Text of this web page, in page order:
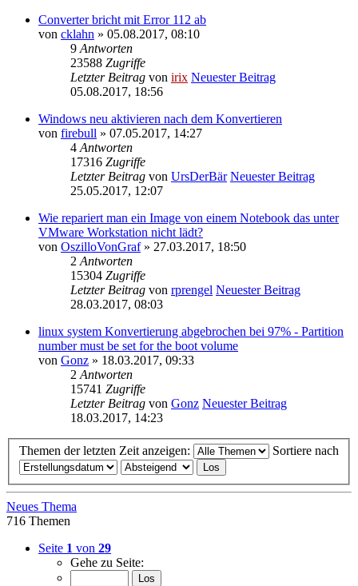
Converter bricht mit Error 112 ab
von cklahn » 05.08.2017, 08:10
9 Antworten
23588 Zugriffe
Letzter Beitrag von irix Neuester Beitrag
05.08.2017, 18:56
Windows neu aktivieren nach dem Konvertieren
von firebull » 07.05.2017, 14:27
4 Antworten
17316 Zugriffe
Letzter Beitrag von UrsDerBär Neuester Beitrag
25.05.2017, 12:07
Wie repariert man ein Image von einem Notebook das unter
VMware Workstation nicht lädt?
von OszilloVonGraf» 27.03.2017, 18:50
2 Antworten
15304 Zugriffe
Letzter Beitrag von rprengel Neuester Beitrag
28.03.2017, 08:03
linux system Konvertierung abgebrochen bei 97% - Partition
number must be set for the boot volume
von Gonz » 18.03.2017, 09:33
2 Antworten
15741 Zugriffe
Letzter Beitrag von Gonz Neuester Beitrag
18.03.2017, 14:23
Themen der letzten Zeit anzeigen: Sortiere nach
Neues Thema
716 Themen
Seite 1 von 29
Gehe zu Seite: